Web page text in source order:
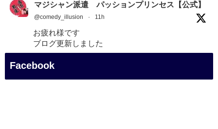
マジシャン派遣 パッションプリンセス【公式】
@comedy_illusion · 11h
お疲れ様です
ブログ更新しました
「マジシャン和歌山旅 白浜町・円月島」
Facebook